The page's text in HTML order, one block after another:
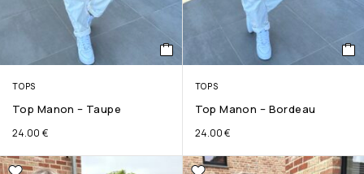
TOPS
Top Manon – Taupe
24.00 €
TOPS
Top Manon – Bordeau
24.00€